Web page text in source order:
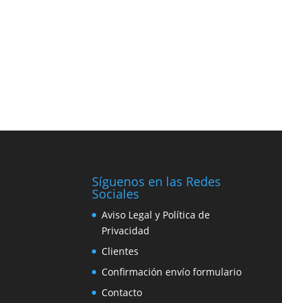
Síguenos en las Redes
Sociales
Aviso Legal y Política de
Privacidad
Clientes
Confirmación envío formulario
Contacto